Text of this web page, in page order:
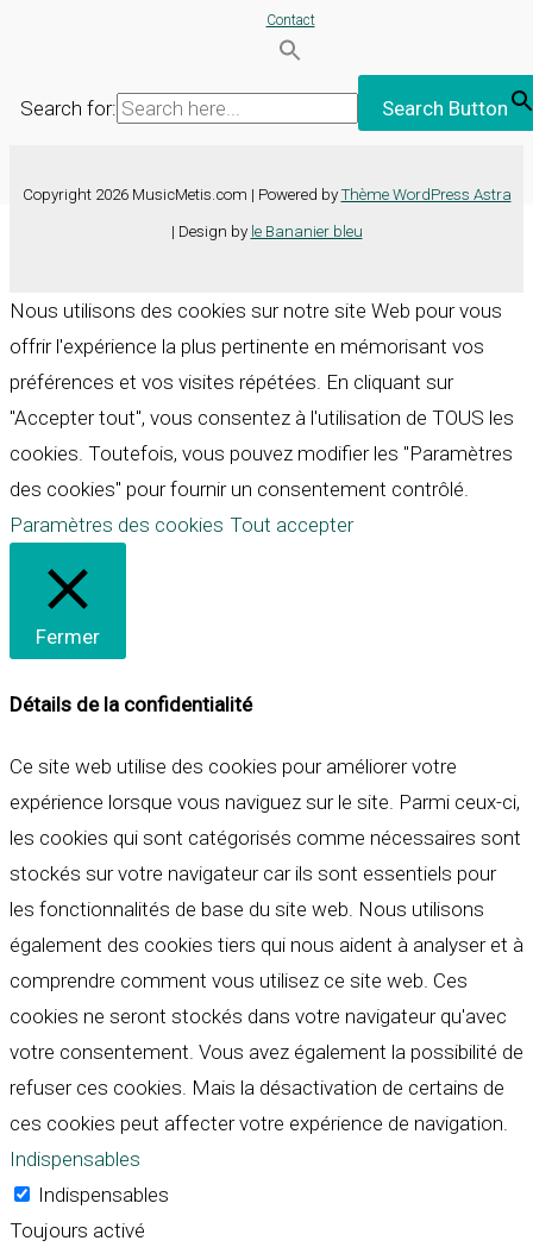
Contact
Search for: Search Button
Copyright 2026 MusicMetis.com | Powered by Thème WordPress Astra
| Design by le Bananier bleu
Nous utilisons des cookies sur notre site Web pour vous
offrir l'expérience la plus pertinente en mémorisant vos
préférences et vos visites répétées. En cliquant sur
"Accepter tout", vous consentez à l'utilisation de TOUS les
cookies. Toutefois, vous pouvez modifier les "Paramètres
des cookies" pour fournir un consentement contrôlé.
Paramètres des cookies Tout accepter
Fermer
Détails de la confidentialité
Ce site web utilise des cookies pour améliorer votre
expérience lorsque vous naviguez sur le site. Parmi ceux-ci,
les cookies qui sont catégorisés comme nécessaires sont
stockés sur votre navigateur car ils sont essentiels pour
les fonctionnalités de base du site web. Nous utilisons
également des cookies tiers qui nous aident à analyser et à
comprendre comment vous utilisez ce site web. Ces
cookies ne seront stockés dans votre navigateur qu'avec
votre consentement. Vous avez également la possibilité de
refuser ces cookies. Mais la désactivation de certains de
ces cookies peut affecter votre expérience de navigation.
Indispensables
Indispensables
Toujours activé